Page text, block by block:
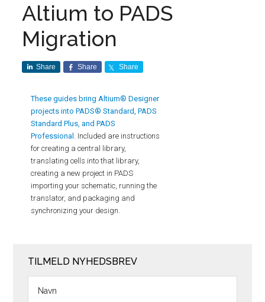
Altium to PADS
Migration
Share Share Share
These guides bring Altium® Designer
projects into PADS® Standard, PADS
Standard Plus, and PADS
Professional. Included are instructions
for creating a central library,
translating cells into that library,
creating a new project in PADS
importing your schematic, running the
translator, and packaging and
synchronizing your design.
TILMELD NYHEDSBREV